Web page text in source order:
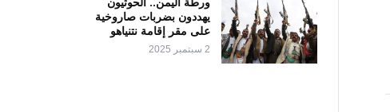
يهددون بضربات صاروخية
على مقر إقامة نتنياهو
2 سبتمبر 2025